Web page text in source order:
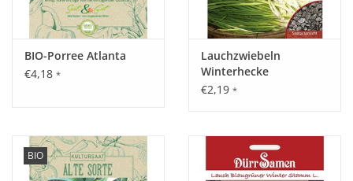
BIO-Porree Atlanta
€4,18 *
Lauchzwiebeln
Winterhecke
€2,19 *
BIO